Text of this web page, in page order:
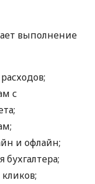
выполнение
с
и офлайн;